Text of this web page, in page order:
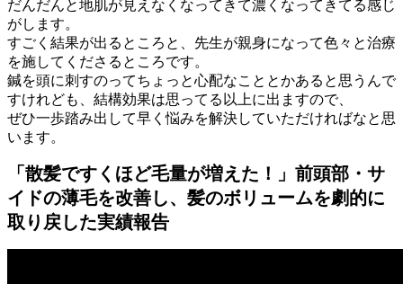
だんだんと地肌が見えなくなってきて濃くなってきてる感じ
がします。
すごく結果が出るところと、先生が親身になって色々と治療
を施してくださるところです。
鍼を頭に刺すのってちょっと心配なこととかあると思うんで
すけれども、結構効果は思ってる以上に出ますので、
ぜひ一歩踏み出して早く悩みを解決していただければなと思
います。
「散髪ですくほど毛量が増えた！」前頭部・サ
イドの薄毛を改善し、髪のボリュームを劇的に
取り戻した実績報告